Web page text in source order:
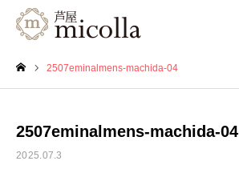
2507eminalmens-machida-04
2507eminalmens-machida-04
2025.07.3